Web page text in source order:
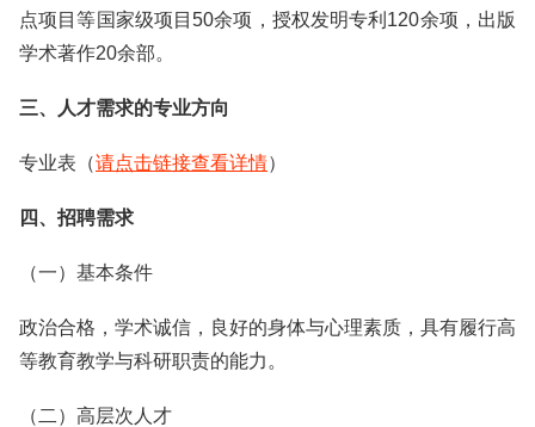
点项目等国家级项目50余项，授权发明专利120余项，出版
学术著作20余部。
三、人才需求的专业方向
专业表（请点击链接查看详情）
四、招聘需求
（一）基本条件
政治合格，学术诚信，良好的身体与心理素质，具有履行高
等教育教学与科研职责的能力。
（二）高层次人才